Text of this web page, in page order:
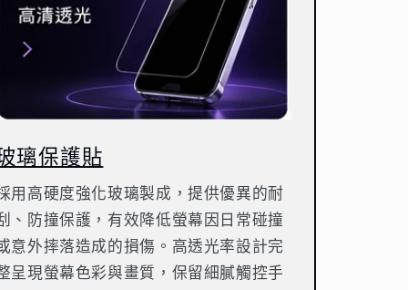
璃保護貼
用高硬度強化玻璃製成，提供優異的耐
、防撞保護，有效降低螢幕因日常碰撞
意外摔落造成的損傷。高透光率設計完
呈現螢幕色彩與畫質，保留細膩觸控手